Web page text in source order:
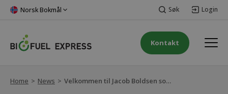
Norsk Bokmål Søk Login
Kontakt
Home > News > Velkommen til Jacob Boldsen som ny Supply & Sourcing Manager